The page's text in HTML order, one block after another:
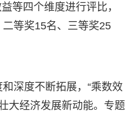
等四个维度进行评比，
等奖15名、三等奖25
深度不断拓展，“乘数效
大经济发展新动能。专题